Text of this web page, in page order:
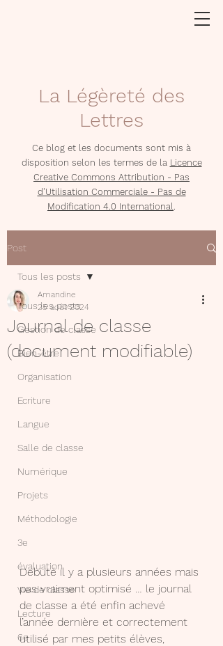
La Légèreté des
Lettres
Ce blog et les documents sont mis à
disposition selon les termes de la Licence
Creative Commons Attribution - Pas
d'Utilisation Commerciale - Pas de
Modification 4.0 International.
Post
Tous les posts
Gestion de classe
Bien-être
Organisation
Ecriture
Langue
Salle de classe
Numérique
Projets
Méthodologie
3e
évaluation
Vie de classe
Lecture
6e
Tous les posts
Journal de classe
(document modifiable)
Amandine
25 août 2024
Debuté il y a plusieurs années mais
pas vraiment optimisé … le journal
de classe a été enfin achevé
l’année dernière et correctement
utilisé par mes petits élèves,